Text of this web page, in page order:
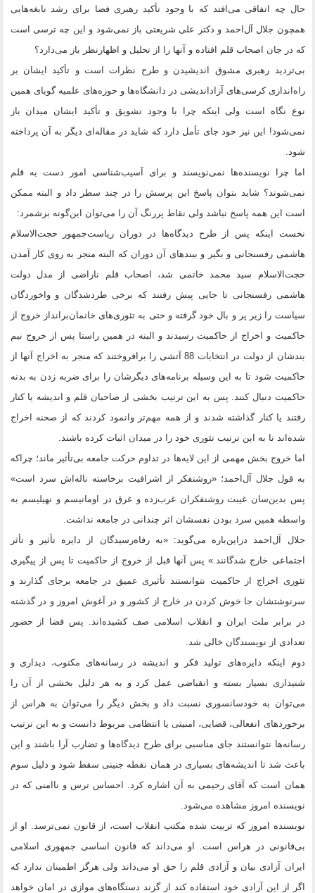
حال چه اتفاقی می‌افتد که با وجود تأکید رهبری فضا برای رشد نابغه‌هایی
همچون جلال آل‌احمد و دکتر علی شریعتی باز نمی‌شود و این چه ترسی است
که در جان اصحاب قلم افتاده و آنها را از تحلیل و اظهارنظر باز می‌دارد؟
بی‌تردید رهبری مشوق اندیشیدن و طرح نظرات است و تأکید ایشان بر
راه‌اندازی کرسی‌های آزاداندیشی در دانشگاه‌ها و حوزه‌های علمیه گویای همین
نوع نگاه است ولی اینکه چرا با وجود تشویق و تأکید ایشان میدان باز
نمی‌شود! ‍‌این نیز خود جای تأمل دارد که شاید در مقاله‌ای دیگر به آن پرداخته
شود.
اما چرا نویسنده‌ها نمی‌نویسند و برای آسیب‌شناسی امور دست به قلم
نمی‌شوند؟ شاید بتوان پاسخ این پرسش را در چند سطر داد و البته ممکن
است این همه پاسخ نباشد ولی نقاط پررنگ آن را می‌توان این‌گونه برشمرد:
نخست اینکه پس از طرح دیدگاه‌ها در دوران ریاست‌جمهور حجت‌الاسلام
هاشمی رفسنجانی و بگیر و ببندهای آن دوران که البته منجر به روی کار آمدن
حجت‌الاسلام سید محمد خاتمی شد، اصحاب قلم ناراضی از مدل دولت
هاشمی رفسنجانی تا جایی پیش رفتند که برخی طردشدگان و واخوردگان
سیاست را زیر پر و بال خود گرفته و حتی به تئوری‌های خانمان‌برانداز خروج از
حاکمیت و اخراج از حاکمیت رسیدند و البته در همین راستا پس از خروج نیم
بندشان از دولت در انتخابات 88 آتشی را برافروختند که منجر به اخراج آنها از
حاکمیت شود تا به این وسیله برنامه‌های دیگرشان را برای ضربه زدن به بدنه
حاکمیت دنبال کنند. پس به این ترتیب بخشی از صاحبان قلم و اندیشه یا کنار
رفتند یا کنار گذاشته شدند و از همه مهم‌تر وانمود کردند که از صحنه اخراج
شده‌اند تا به این ترتیب تئوری خود را در میدان اثبات کرده باشند.
اما خروج بخش مهمی از این لایه‌ها در تداوم حرکت جامعه بی‌تأثیر ماند؛ چراکه
به قول جلال آل‌احمد؛ «روشنفکر از اشرافیت برخاسته ناله‌اش سرد است»
پس بدین‌سان غیبت روشنفکران غرب‌زده و غرق در اومانیسم و نهیلیسم به
واسطه همین سرد بودن نفسشان اثر چندانی در جامعه نداشت.
جلال آل‌احمد دراین‌باره می‌گوید: «به رفاه‌رسیدگان از دایره تأثیر و تأثر
اجتماعی خارج شدگانند.» پس آنها قبل از خروج از حاکمیت تا پس از پیگیری
تئوری اخراج از حاکمیت نتوانستند تأثیری عمیق در جامعه برجای گذارند و
سرنوشتشان جا خوش کردن در خارج از کشور و در آغوش امروز و در گذشته
در برابر ملت ایران و انقلاب اسلامی صف کشیده‌اند. پس فضا از حضور
تعدادی از نویسندگان خالی شد.
دوم اینکه دایره‌های تولید فکر و اندیشه در رسانه‌های مکتوب، دیداری و
شنیداری بسیار بسته و انقباضی عمل کرد و به هر دلیل بخشی از آن را
می‌توان به خودسانسوری نسبت داد و بخش دیگر را می‌توان به هراس از
برخوردهای انفعالی، قضایی، امنیتی یا انتظامی مربوط دانست و به این ترتیب
رسانه‌ها نتوانستند جای مناسبی برای طرح دیدگاه‌ها و تضارب آرا باشند و این
باعث شد تا اندیشه‌های بسیاری در همان نقطه جنینی سقط شود و دلیل سوم
همان است که آقای رحیمی به آن اشاره کرد. احساس ترس و ناامنی که در
نویسنده امروز مشاهده می‌شود.
نویسنده امروز که تربیت شده مکتب انقلاب است، از قانون نمی‌ترسد. او از
بی‌قانونی در هراس است. او می‌داند که قانون اساسی جمهوری اسلامی
ایران آزادی بیان و آزادی قلم را حق او می‌داند ولی هرگز اطمینان ندارد که
اگر از این آزادی خود استفاده کند از گزند دستگاه‌های موازی در امان خواهد